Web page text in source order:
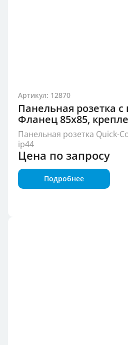
Артикул: 12870
Панельная розетка
Фланец 85x85,
Панельная розетка Quick-
ip44
Цена по запросу
Подробнее